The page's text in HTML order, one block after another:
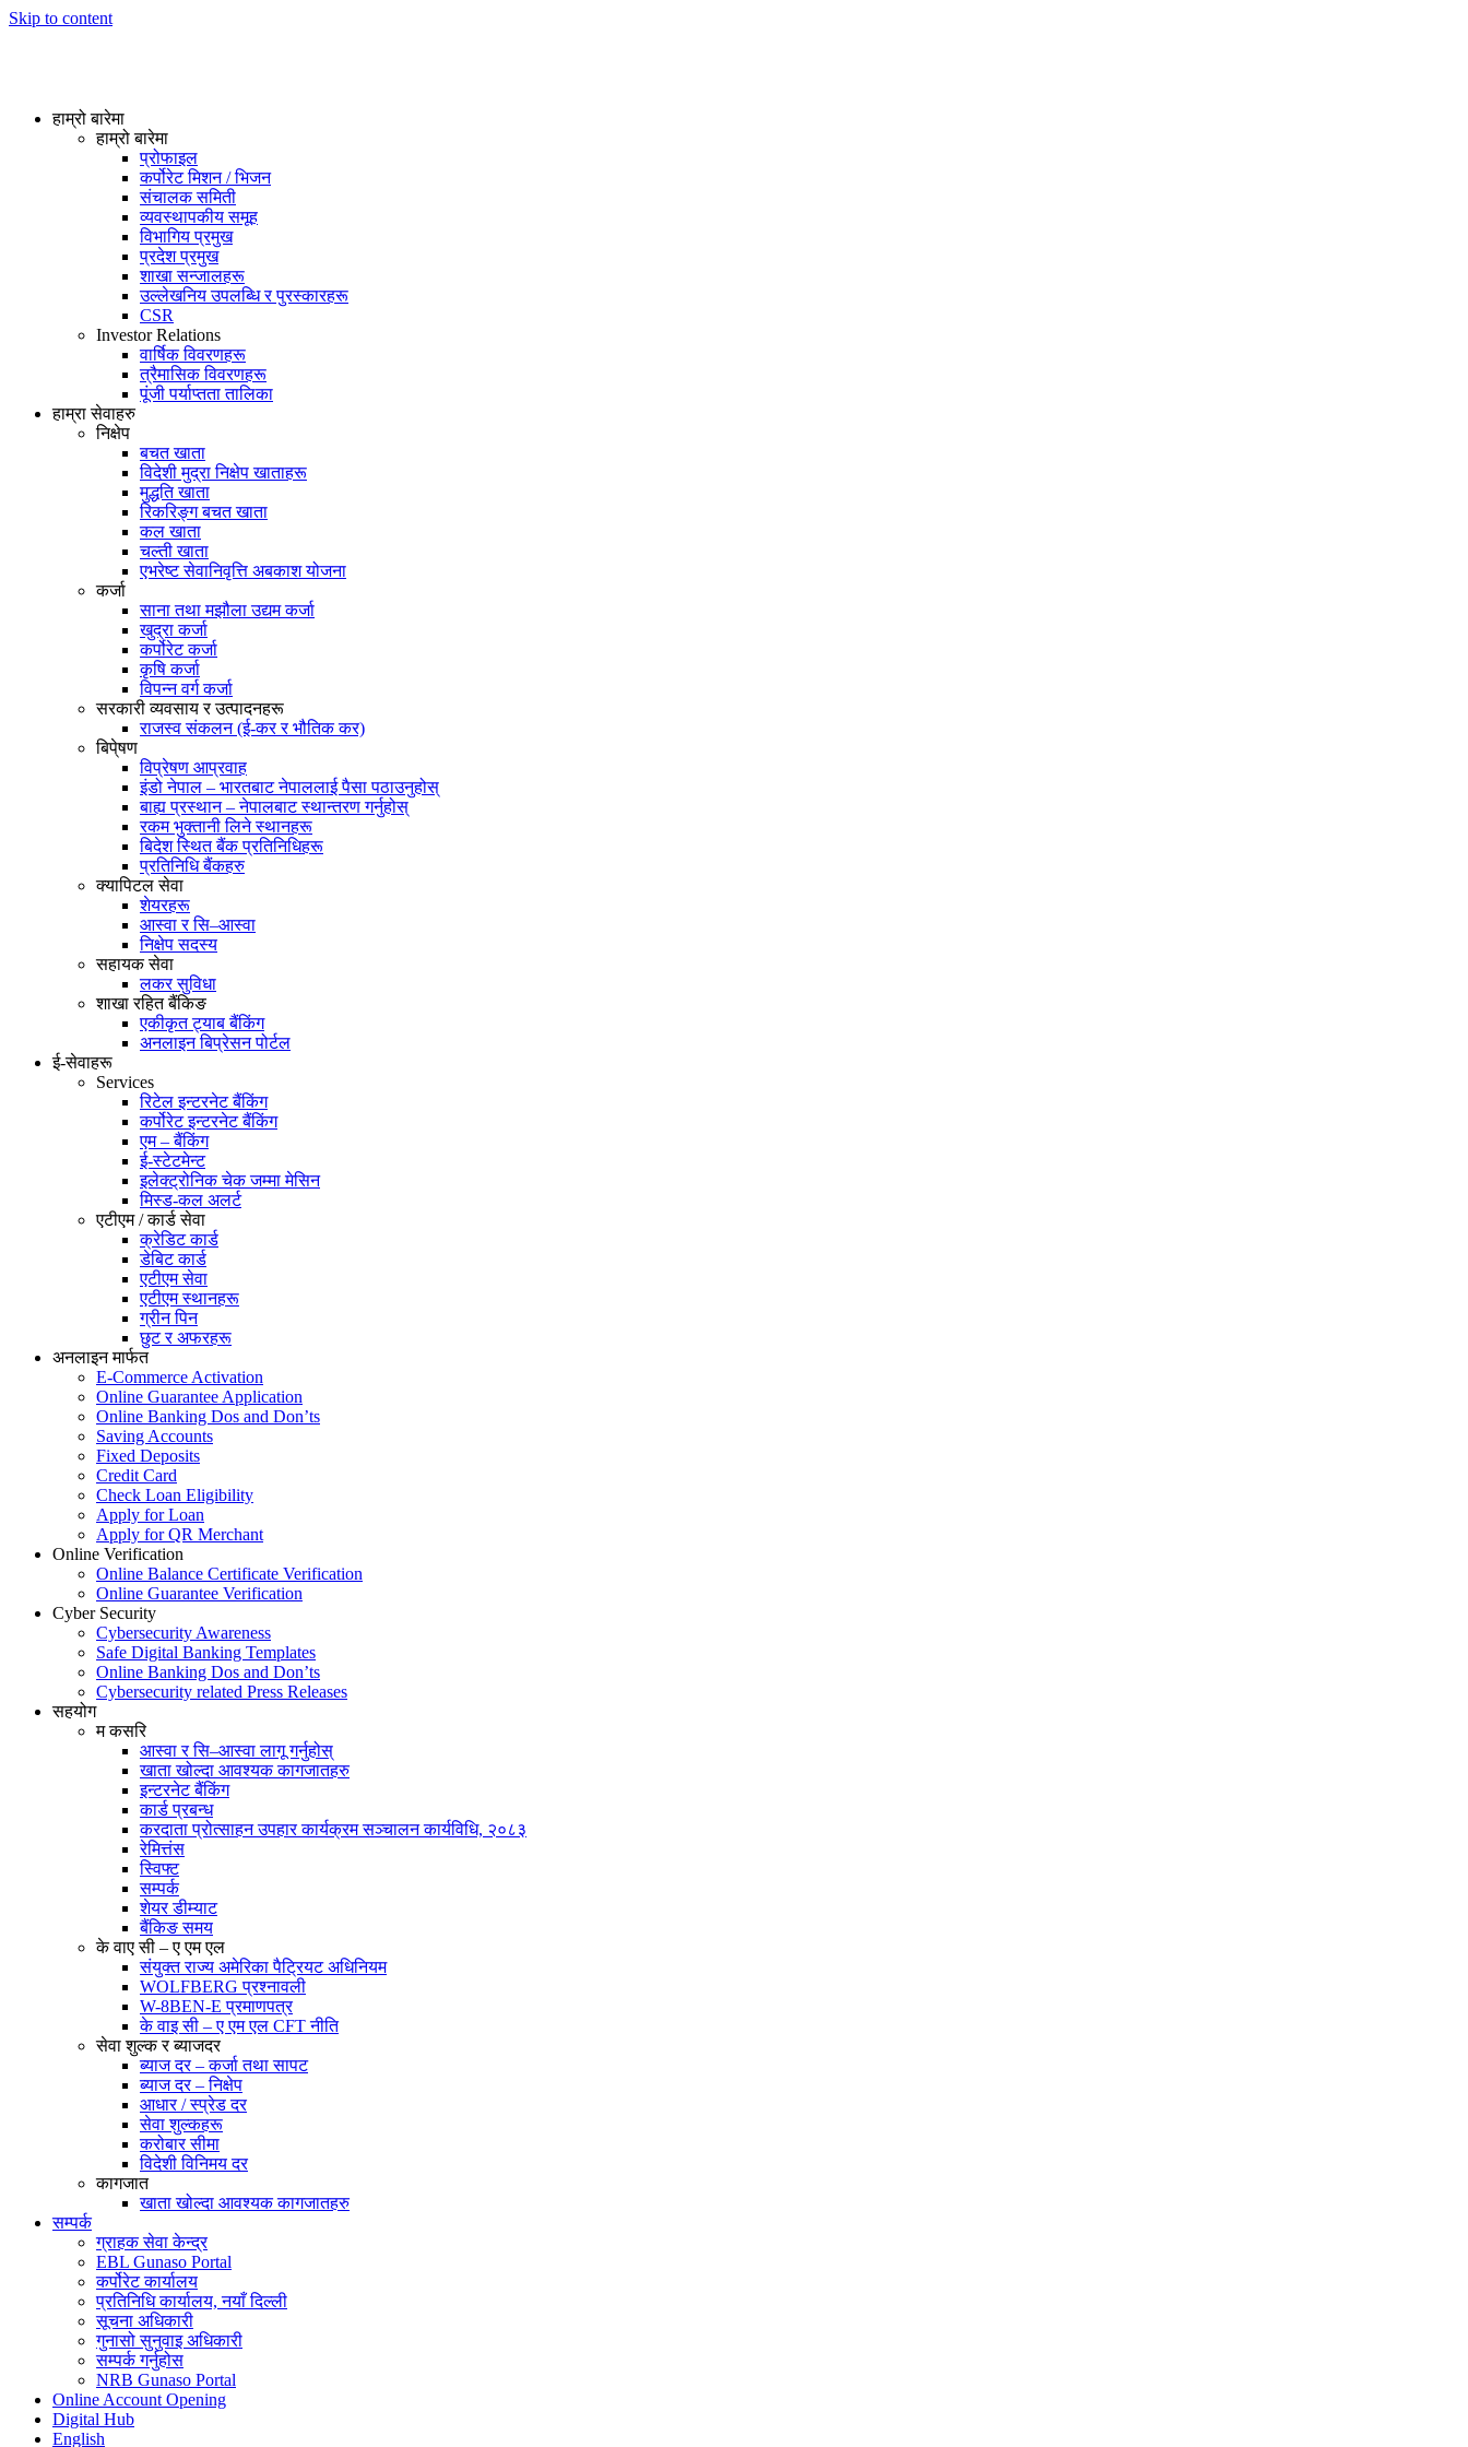
Skip to content
हाम्रो बारेमा
हाम्रो बारेमा
प्रोफाइल
कर्पोरेट मिशन / भिजन
संचालक समिती
व्यवस्थापकीय समूह
विभागिय प्रमुख
प्रदेश प्रमुख
शाखा सन्जालहरू
उल्लेखनिय उपलब्धि र पुरस्कारहरू
CSR
Investor Relations
वार्षिक विवरणहरू
त्रैमासिक विवरणहरू
पूंजी पर्याप्तता तालिका
हाम्रा सेवाहरु
निक्षेप
बचत खाता
विदेशी मुद्रा निक्षेप खाताहरू
मुद्धति खाता
रिकरिङ्ग बचत खाता
कल खाता
चल्ती खाता
एभरेष्ट सेवानिवृत्ति अबकाश योजना
कर्जा
साना तथा मझौला उद्यम कर्जा
खुद्रा कर्जा
कर्पोरेट कर्जा
कृषि कर्जा
विपन्न वर्ग कर्जा
सरकारी व्यवसाय र उत्पादनहरू
राजस्व संकलन (ई-कर र भौतिक कर)
बिपे्षण
विप्रेषण आप्रवाह
इंडो नेपाल – भारतबाट नेपाललाई पैसा पठाउनुहोस्
बाह्य प्रस्थान – नेपालबाट स्थान्तरण गर्नुहोस्
रकम भुक्तानी लिने स्थानहरू
बिदेश स्थित बैंक प्रतिनिधिहरू
प्रतिनिधि बैंकहरु
क्यापिटल सेवा
शेयरहरू
आस्वा र सि–आस्वा
निक्षेप सदस्य
सहायक सेवा
लकर सुविधा
शाखा रहित बैंकिङ
एकीकृत ट्याब बैंकिंग
अनलाइन बिप्रेसन पोर्टल
ई-सेवाहरू
Services
रिटेल इन्टरनेट बैंकिंग
कर्पोरेट इन्टरनेट बैंकिंग
एम – बैंकिंग
ई-स्टेटमेन्ट
इलेक्ट्रोनिक चेक जम्मा मेसिन
मिस्ड-कल अलर्ट
एटीएम / कार्ड सेवा
क्रेडिट कार्ड
डेबिट कार्ड
एटीएम सेवा
एटीएम स्थानहरू
ग्रीन पिन
छुट र अफरहरू
अनलाइन मार्फत
E-Commerce Activation
Online Guarantee Application
Online Banking Dos and Don’ts
Saving Accounts
Fixed Deposits
Credit Card
Check Loan Eligibility
Apply for Loan
Apply for QR Merchant
Online Verification
Online Balance Certificate Verification
Online Guarantee Verification
Cyber Security
Cybersecurity Awareness
Safe Digital Banking Templates
Online Banking Dos and Don’ts
Cybersecurity related Press Releases
सहयोग
म कसरि
आस्वा र सि–आस्वा लागू गर्नुहोस्
खाता खोल्दा आवश्यक कागजातहरु
इन्टरनेट बैंकिंग
कार्ड प्रबन्ध
करदाता प्रोत्साहन उपहार कार्यक्रम सञ्चालन कार्यविधि, २०८३
रेमित्तंस
स्विफ्ट
सम्पर्क
शेयर डीम्याट
बैंकिङ समय
के वाए सी – ए एम एल
संयुक्त राज्य अमेरिका पैट्रियट अधिनियम
WOLFBERG प्रश्नावली
W-8BEN-E प्रमाणपत्र
के वाइ सी – ए एम एल CFT नीति
सेवा शुल्क र ब्याजदर
ब्याज दर – कर्जा तथा सापट
ब्याज दर – निक्षेप
आधार / स्प्रेड दर
सेवा शुल्कहरू
करोबार सीमा
विदेशी विनिमय दर
कागजात
खाता खोल्दा आवश्यक कागजातहरु
सम्पर्क
ग्राहक सेवा केन्द्र
EBL Gunaso Portal
कर्पोरेट कार्यालय
प्रतिनिधि कार्यालय, नयाँ दिल्ली
सूचना अधिकारी
गुनासो सुनुवाइ अधिकारी
सम्पर्क गर्नुहोस
NRB Gunaso Portal
Online Account Opening
Digital Hub
English